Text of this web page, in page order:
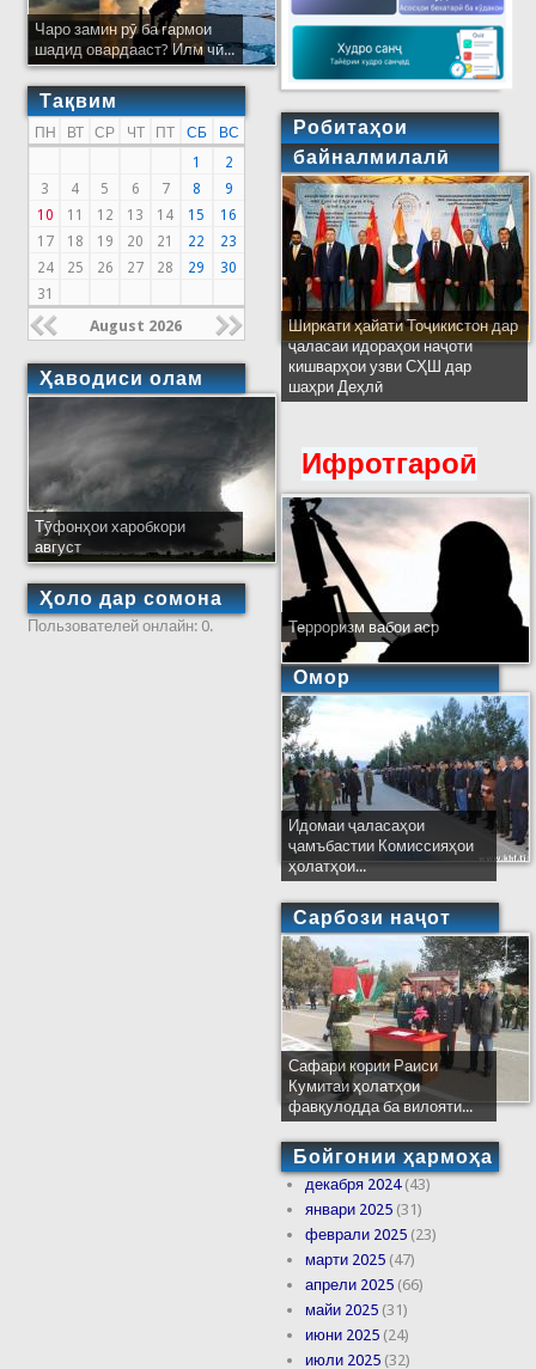
Чаро замин рӯ ба гармои
шадид овардааст? Илм чӣ...
Тақвим
ПН ВТ СР ЧТ ПТ СБ
ВС
1
2
3
4 5 6 7 8
9
10
11 12 13 14 15
16
17
18 19 20 21 22
23
24
25 26 27 28 29
30
31
August 2026
Ҳаводиси олам
Тӯфонҳои харобкори
август
Ҳоло дар сомона
Пользователей онлайн: 0.
Робитаҳои
байналмилалӣ
Ширкати ҳайати Тоҷикистон дар
ҷаласаи идораҳои наҷоти
кишварҳои узви СҲШ дар
шаҳри Деҳлӣ
Ифротгароӣ
Терроризм вабои аср
Омор
Идомаи ҷаласаҳои
ҷамъбастии Комиссияҳои
ҳолатҳои...
Сарбози наҷот
Сафари кории Раиси
Кумитаи ҳолатҳои
фавқулодда ба вилояти...
Бойгонии ҳармоҳа
декабря 2024(43)
январи 2025 (31)
феврали 2025 (23)
марти 2025 (47)
апрели 2025 (66)
майи 2025 (31)
июни 2025 (24)
июли 2025 (32)